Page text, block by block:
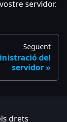
servidor.
Següent
del
servidor
drets